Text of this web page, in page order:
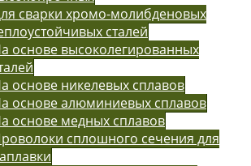
сварки хромо-молибденовых
сталей
основе высоколегированных
основе никелевых сплавов
основе алюминиевых сплавов
основе медных сплавов
сплошного сечения для